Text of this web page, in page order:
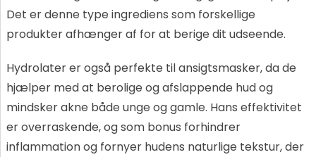
Det er denne type ingrediens som forskellige
produkter afhænger af for at berige dit udseende.
Hydrolater er også perfekte til ansigtsmasker, da de
hjælper med at berolige og afslappende hud og
mindsker akne både unge og gamle. Hans effektivitet
er overraskende, og som bonus forhindrer
inflammation og fornyer hudens naturlige tekstur, der